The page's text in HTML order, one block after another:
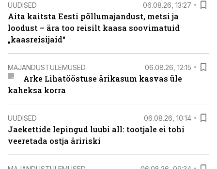
UUDISED 06.08.26, 13:27
Aita kaitsta Eesti põllumajandust, metsi ja
loodust – ära too reisilt kaasa soovimatuid
„kaasreisijaid“
MAJANDUSTULEMUSED 06.08.26, 12:15
Arke Lihatööstuse ärikasum kasvas üle
kaheksa korra
UUDISED 06.08.26, 10:14
Jaekettide lepingud luubi all: tootjale ei tohi
veeretada ostja äririski